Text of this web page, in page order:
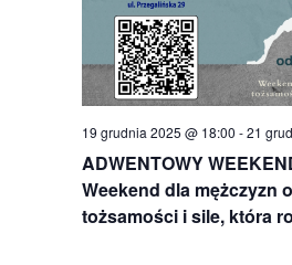
ADWENTOWY
Weekend dla mężczyzn
tożsamości i sile, która
19 grudnia 2025 @ 18:00 -21